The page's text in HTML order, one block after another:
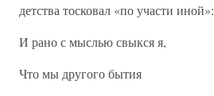
детства тосковал «по участи иной»:
И рано с мыслью свыкся я,
Что мы другого бытия